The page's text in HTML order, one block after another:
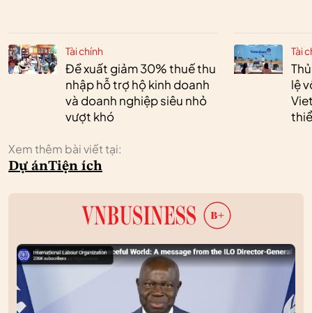
Tài chính
Đề xuất giảm 30% thuế thu
nhập hỗ trợ hộ kinh doanh
và doanh nghiệp siêu nhỏ
vượt khó
Tài
lệ
Xem thêm bài viết tại:
Dự ánTiện ích